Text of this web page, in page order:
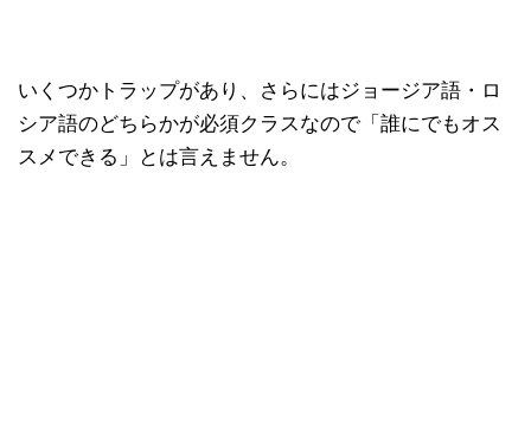
いくつかトラップがあり、さらにはジョージア語・ロ
シア語のどちらかが必須クラスなので「誰にでもオス
スメできる」とは言えません。